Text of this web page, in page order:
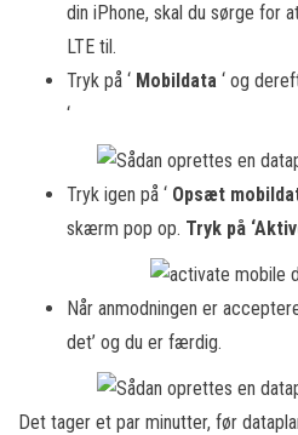
din iPhone, skal du sørge for
LTE til.
Tryk på ‘ Mobildata ‘ og
‘
Tryk igen på ‘ Opsæt
skærm pop op. Tryk på
Når anmodningen er
det’ og du er færdig.
Det tager et par minutter, før